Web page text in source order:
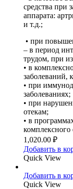
средства при
аппарата:
и т.д.;
• при
– в период
трудом, при
• в
заболеваний,
• при
заболеваниях;
• при
отекам;
• в
1,020.00 ₽
Добавить в
Quick View
Добавить в
Quick View